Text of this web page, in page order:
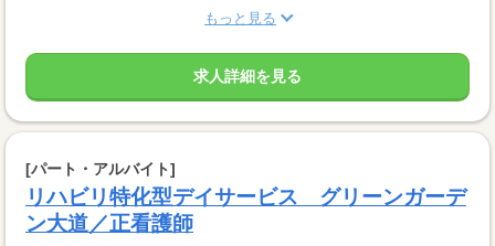
もっと見る
求人詳細を見る
[パート・アルバイト]
リハビリ特化型デイサービス グリーンガーデ
ン大道／正看護師